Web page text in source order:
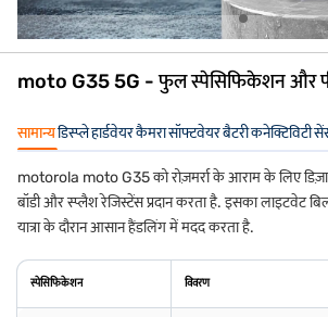
moto G35 5G - फुल स्पेसिफिकेशन और
सामान्यडिस्प्लेहार्डवेयरकैमरासॉफ्टवेयरबैटरीकनेक्टिविटी
motorola moto G35 को रोज़मर्रा के आराम के लिए
बॉडी और स्प्लैश रेजिस्टेंस प्रदान करता है. इसका लाइटवेट
यात्रा के दौरान आसान हैंडलिंग में मदद करता है.
स्पेसिफिकेशन विवरण